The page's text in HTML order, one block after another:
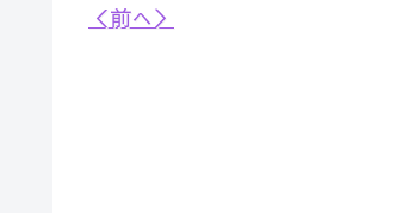
＜前へ＞